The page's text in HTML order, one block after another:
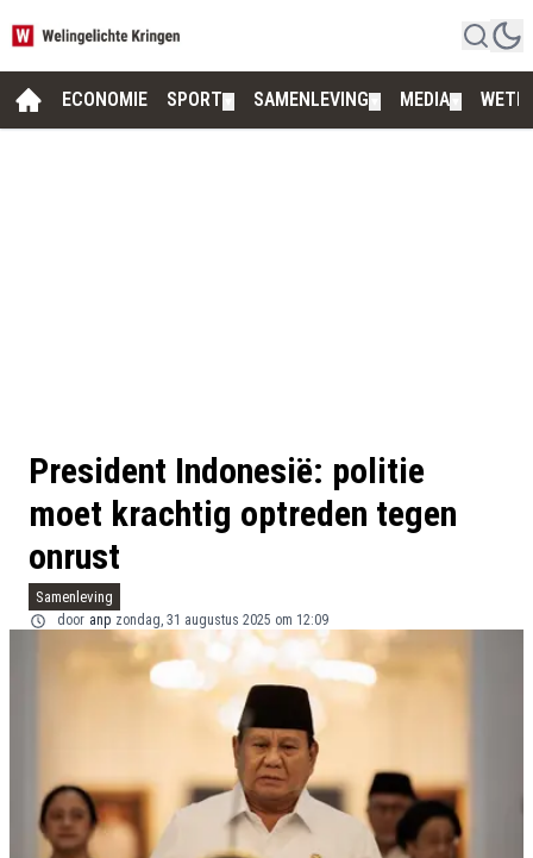
ECONOMIE SPORT SAMENLEVING MEDIA
President Indonesië: politie
moet krachtig optreden tegen
onrust
Samenleving
door anp zondag, 31 augustus 2025 om 12:09